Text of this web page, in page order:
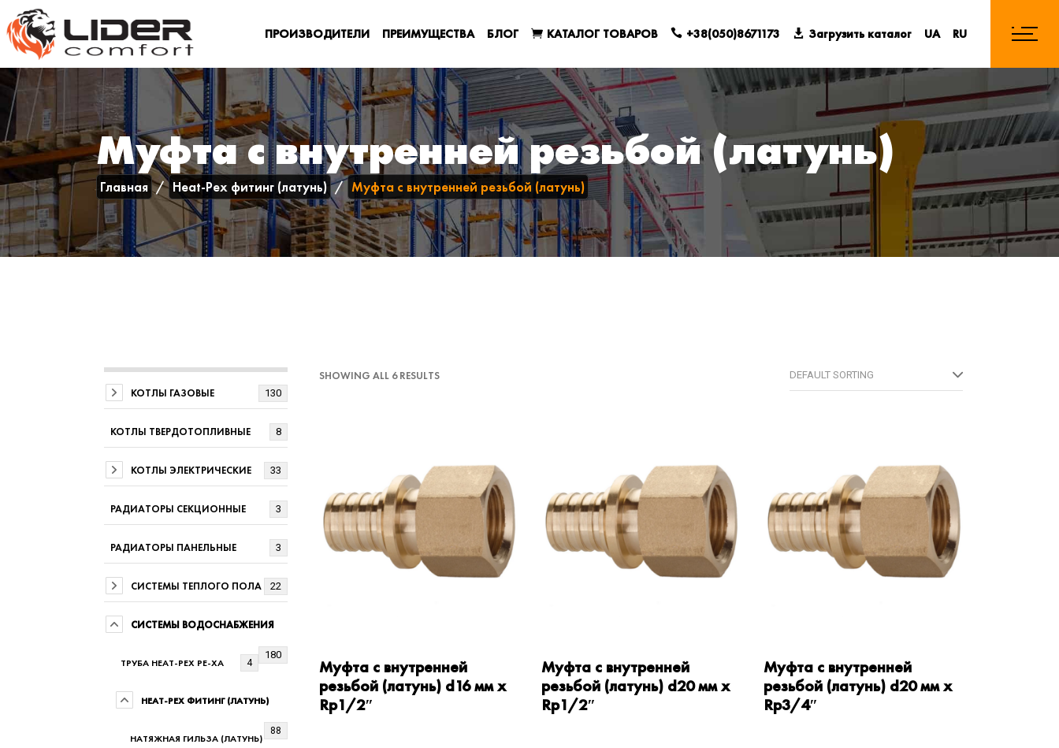
ПРОИЗВОДИТЕЛИ ПРЕИМУЩЕСТВА БЛОГ КАТАЛОГ ТОВАРОВ +38(050)8671173 Загрузить каталог UA RU
Муфта с внутренней резьбой (латунь)
Главная Heat-Pex фитинг (латунь) Муфта с внутренней резьбой (латунь)
SHOWING ALL 6 RESULTS DEFAULT SORTING
Муфта с внутренней
резьбой (латунь) d16 мм x
Rp1/2″
Муфта с внутренней
резьбой (латунь) d20 мм x
Rp1/2″
Муфта с внутренней
резьбой (латунь) d20 мм x
Rp3/4″
КОТЛЫ ГАЗОВЫЕ 130
КОТЛЫ ТВЕРДОТОПЛИВНЫЕ 8
КОТЛЫ ЭЛЕКТРИЧЕСКИЕ 33
РАДИАТОРЫ СЕКЦИОННЫЕ 3
РАДИАТОРЫ ПАНЕЛЬНЫЕ 3
СИСТЕМЫ ТЕПЛОГО ПОЛА 22
СИСТЕМЫ ВОДОСНАБЖЕНИЯ
180
ТРУБА HEAT-PEX PE-XA 4
HEAT-PEX ФИТИНГ (ЛАТУНЬ)
88
НАТЯЖНАЯ ГИЛЬЗА (ЛАТУНЬ)